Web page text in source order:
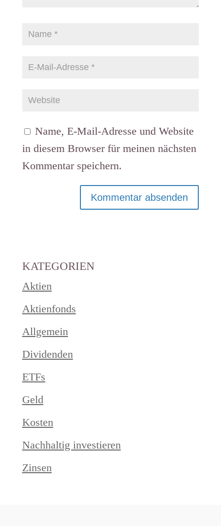
Name, E-Mail-Adresse und Website
in diesem Browser für meinen nächsten
Kommentar speichern.
KATEGORIEN
Aktien
Aktienfonds
Allgemein
Dividenden
ETFs
Geld
Kosten
Nachhaltig investieren
Zinsen